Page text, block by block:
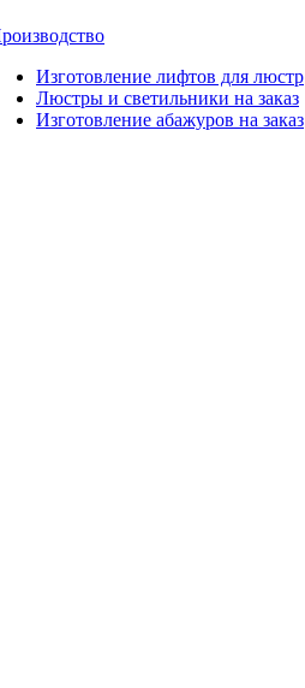
Изготовление лифтов для люстр
Люстры и светильники на заказ
Изготовление абажуров на заказ